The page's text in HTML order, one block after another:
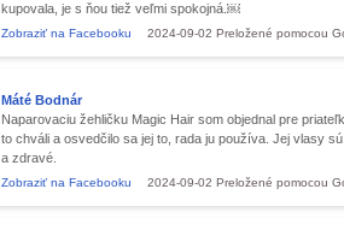
kupovala, je s ňou tiež veľmi spokojná.￼
Zobraziť na Facebooku 2024-09-02 Preložené pomocou
Máté Bodnár
Naparovaciu žehličku Magic Hair som objednal pre
to chváli a osvedčilo sa jej to, rada ju používa. Jej vlasy
a zdravé.
Zobraziť na Facebooku 2024-09-02 Preložené pomocou